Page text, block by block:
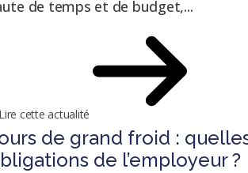
de temps et de budget,...
cette actualité
de grand froid :
de l’employeur ?